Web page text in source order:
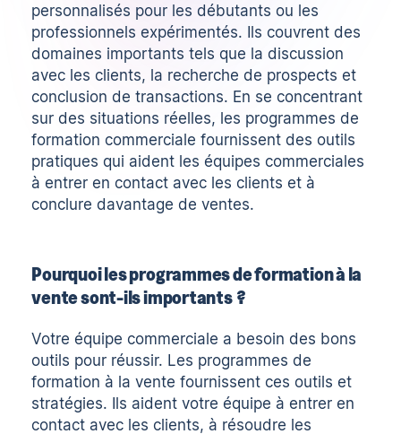
personnalisés pour les débutants ou les
professionnels expérimentés. Ils couvrent des
domaines importants tels que la discussion
avec les clients, la recherche de prospects et
conclusion de transactions. En se concentrant
sur des situations réelles, les programmes de
formation commerciale fournissent des outils
pratiques qui aident les équipes commerciales
à entrer en contact avec les clients et à
conclure davantage de ventes.
Pourquoi les programmes de formation à la
vente sont-ils importants ?
Votre équipe commerciale a besoin des bons
outils pour réussir. Les programmes de
formation à la vente fournissent ces outils et
stratégies. Ils aident votre équipe à entrer en
contact avec les clients, à résoudre les